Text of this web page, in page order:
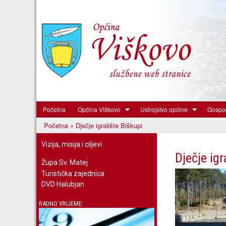
Općina
Viškovo
Početna Općina Viškovo Ustrojstvo općine
Vi ste ovdje
Početna » Dječje igralište Biškupi
Vizija, misija i ciljevi
Župa Sv. Matej
Turistička zajednica
DVD Halubjan
RADNO VRIJEME
Dječje